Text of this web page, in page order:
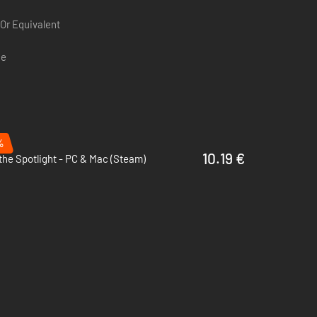
nelle armi da fuoco e arrampicarsi sui cornicioni.
Equivalent
Spotlight - PC & Mac (Steam)
10.19 €